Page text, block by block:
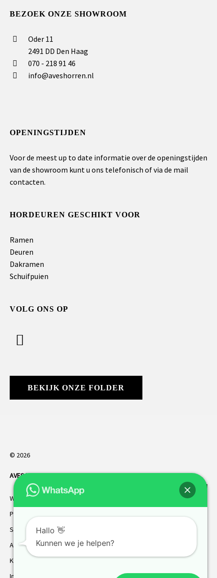
BEZOEK ONZE SHOWROOM
Oder 11
2491 DD Den Haag
070 - 218 91 46
info@aveshorren.nl
OPENINGSTIJDEN
Voor de meest up to date informatie over de openingstijden
van de showroom kunt u ons telefonisch of via de mail
contacten.
HORDEUREN GESCHIKT VOOR
Ramen
Deuren
Dakramen
Schuifpuien
VOLG ONS OP
BEKIJK ONZE FOLDER
© 2026
AVES HORREN. Alle rechten voorbehouden.
Webdesign Vanoo Media
Privacybeleid
Sitemap
AVES garantie
Klantenservice
Inmeten
Hallo 👋
Kunnen we je helpen?